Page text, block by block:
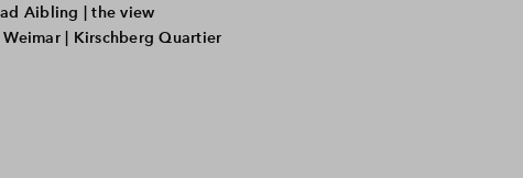
Aibling | the view
Weimar | Kirschberg Quartier